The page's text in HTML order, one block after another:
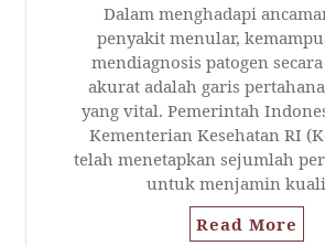
Dalam menghadapi
penyakit menular,
mendiagnosis patogen
akurat adalah garis
yang vital. Pemerintah
Kementerian Kesehatan RI
telah menetapkan sejumlah
untuk menjamin
Read More